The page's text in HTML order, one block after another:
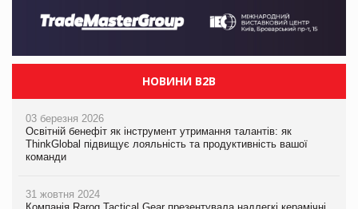
НОВИНИ B2B
03 березня 2026
Освітній бенефіт як інструмент утримання талантів: як
ThinkGlobal підвищує лояльність та продуктивність вашої
команди
31 жовтня 2024